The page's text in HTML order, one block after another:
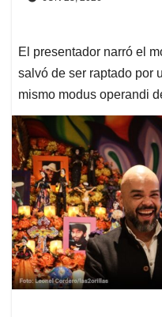
El presentador narró el
salvó de ser raptado por
mismo modus operandi